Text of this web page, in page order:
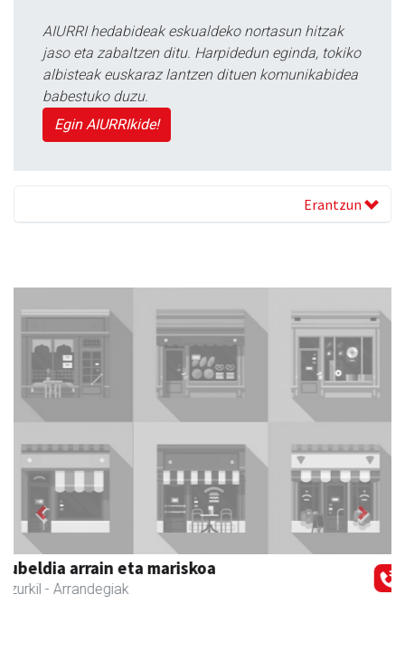
AIURRI hedabideak eskualdeko nortasun hitzak
jaso eta zabaltzen ditu. Harpidedun eginda, tokiko
albisteak euskaraz lantzen dituen komunikabidea
babestuko duzu.
Egin AIURRIkide!
Erantzun
Zubimusu Ikastola
Zizurkil - Hezkuntza
Previous Next